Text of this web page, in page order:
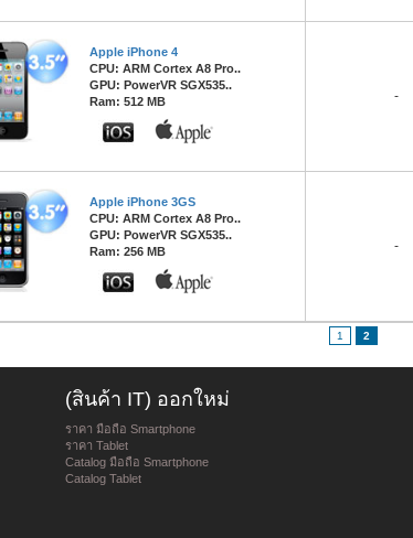
Apple iPhone 4
CPU: ARM Cortex A8 Pro..
GPU: PowerVR SGX535..
Ram: 512 MB
-
Apple iPhone 3GS
CPU: ARM Cortex A8 Pro..
GPU: PowerVR SGX535..
Ram: 256 MB
-
1 2
(สินค้า IT) ออกใหม่
ราคา มือถือ Smartphone
ราคา Tablet
Catalog มือถือ Smartphone
Catalog Tablet